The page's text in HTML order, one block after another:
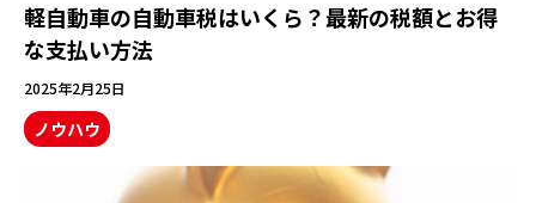
軽自動車の自動車税はいくら？最新の税額とお得
な支払い方法
2025年2月25日
ノウハウ